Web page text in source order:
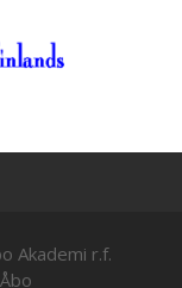
Akademi r.f.